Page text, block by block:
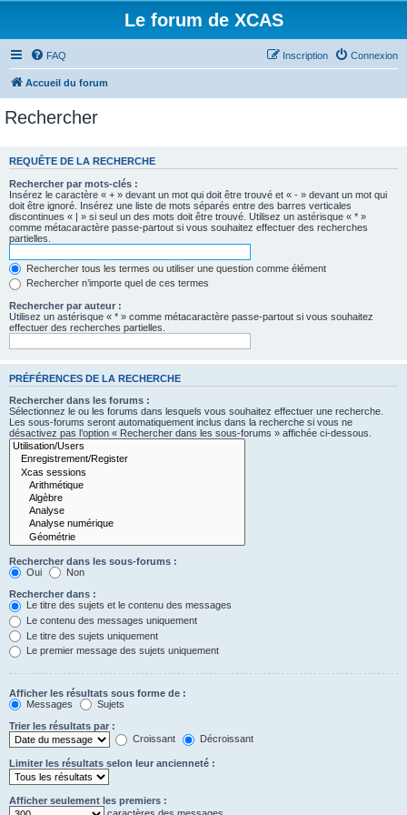
Le forum de XCAS
FAQ Connexion
Inscription
Accueil du forum
Rechercher
REQUÊTE DE LA RECHERCHE
Rechercher par mots-clés :
Insérez le caractère « + » devant un mot qui doit être trouvé et « - » devant un mot qui
doit être ignoré. Insérez une liste de mots séparés entre des barres verticales
discontinues « | » si seul un des mots doit être trouvé. Utilisez un astérisque « * »
comme métacaractère passe-partout si vous souhaitez effectuer des recherches
partielles.
Rechercher tous les termes ou utiliser une question comme élément
Rechercher n’importe quel de ces termes
Rechercher par auteur :
Utilisez un astérisque « * » comme métacaractère passe-partout si vous souhaitez
effectuer des recherches partielles.
PRÉFÉRENCES DE LA RECHERCHE
Rechercher dans les forums :
Sélectionnez le ou les forums dans lesquels vous souhaitez effectuer une recherche.
Les sous-forums seront automatiquement inclus dans la recherche si vous ne
désactivez pas l’option « Rechercher dans les sous-forums » affichée ci-dessous.
Rechercher dans les sous-forums :
Oui
Non
Rechercher dans :
Le titre des sujets et le contenu des messages
Le contenu des messages uniquement
Le titre des sujets uniquement
Le premier message des sujets uniquement
Afficher les résultats sous forme de :
Messages
Sujets
Trier les résultats par :
Croissant
Décroissant
Limiter les résultats selon leur ancienneté :
Afficher seulement les premiers :